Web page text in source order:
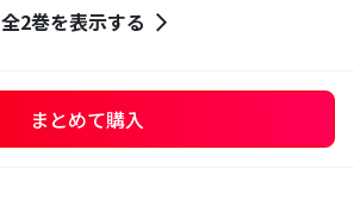
全2巻を表示する
まとめて購入